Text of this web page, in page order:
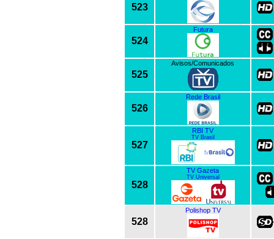
523
524
Futura
525
Avisos/Comunicados
526
Rede Brasil
527
RBI TV
TV Brasil
528
TV Gazeta
TV Universal
528
Polishop TV